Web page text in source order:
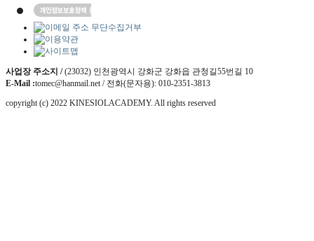
사업장 주소지 /(23032) 인천광역시 강화군 강화읍 관청길55번길 10
E-Mail :tomec@hanmail.net / 전화(문자용): 010-2351-3813
copyright (c) 2022 KINESIOLACADEMY. All rights reserved